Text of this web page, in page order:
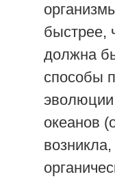
быстрее,
должна
способы
океанов